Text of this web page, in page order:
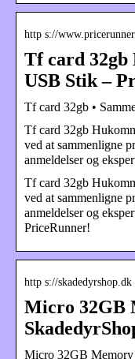
http s://
Tf card 32gb
USB Stik –
Tf card 32gb •
Tf card 32gb
ved at sammenligne
anmeldelser og
Tf card 32gb
ved at sammenligne
anmeldelser og
PriceRunner!
http s://
Micro 32GB
Micro 32GB